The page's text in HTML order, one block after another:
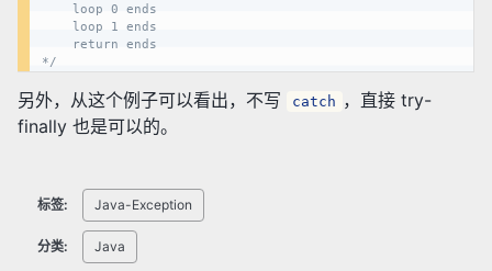
*/
另外，从这个例子可以看出，不写 catch ，直接 try-
finally 也是可以的。
标签: Java-Exception
分类: Java